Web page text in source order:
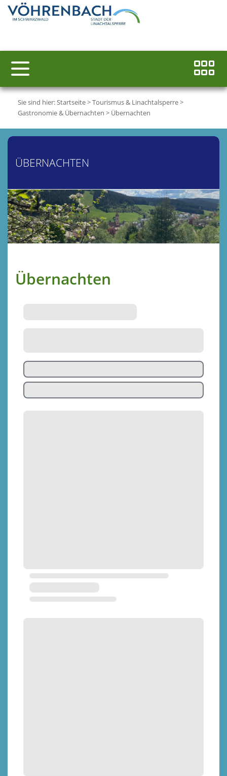
Sie sind hier:Startseite>Tourismus & Linachtalsperre>
Gastronomie & Übernachten > Übernachten
ÜBERNACHTEN
Übernachten